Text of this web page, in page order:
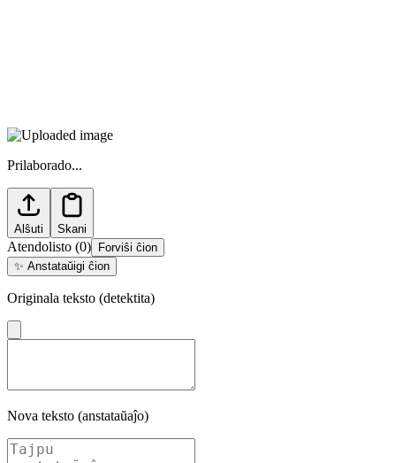
Prilaborado...
Alŝuti Skani
Atendolisto (0)
Forviŝi ĉion
✨ Anstataŭigi ĉion
Originala teksto (detektita)
Nova teksto (anstataŭaĵo)